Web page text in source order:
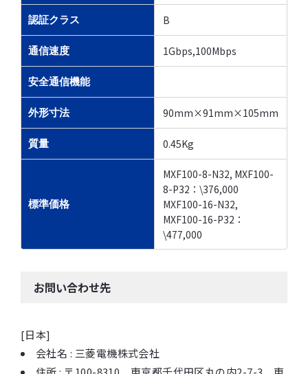
認証クラス B
通信速度 1Gbps,100Mbps
安全通信機能
外形寸法 90mm×91mm×105mm
質量 0.45Kg
標準価格
MXF100-8-N32, MXF100-
8-P32：\376,000
MXF100-16-N32,
MXF100-16-P32：
\477,000
お問い合わせ先
[日本]
会社名 : 三菱電機株式会社